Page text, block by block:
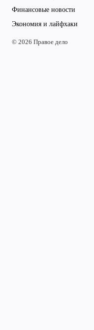
Финансовые новости
Экономия и лайфхаки
© 2026 Правое дело